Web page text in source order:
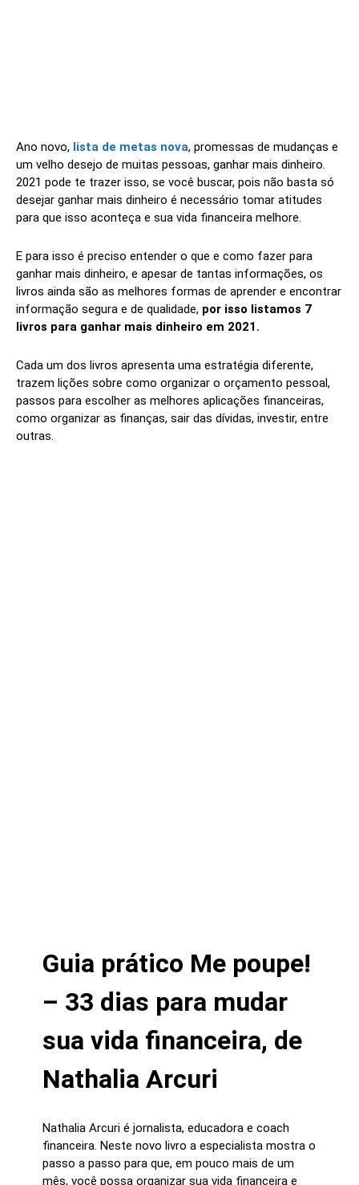
Ano novo, lista de metas nova, promessas de mudanças e
um velho desejo de muitas pessoas, ganhar mais dinheiro.
2021 pode te trazer isso, se você buscar, pois não basta só
desejar ganhar mais dinheiro é necessário tomar atitudes
para que isso aconteça e sua vida financeira melhore.
E para isso é preciso entender o que e como fazer para
ganhar mais dinheiro, e apesar de tantas informações, os
livros ainda são as melhores formas de aprender e encontrar
informação segura e de qualidade, por isso listamos 7
livros para ganhar mais dinheiro em 2021.
Cada um dos livros apresenta uma estratégia diferente,
trazem lições sobre como organizar o orçamento pessoal,
passos para escolher as melhores aplicações financeiras,
como organizar as finanças, sair das dívidas, investir, entre
outras.
Guia prático Me poupe!
– 33 dias para mudar
sua vida financeira, de
Nathalia Arcuri
Nathalia Arcuri é jornalista, educadora e coach
financeira. Neste novo livro a especialista mostra o
passo a passo para que, em pouco mais de um
mês, você possa organizar sua vida financeira e